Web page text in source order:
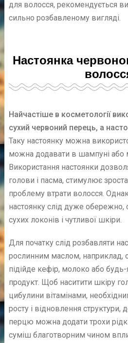
для волосся, рекомендується
сильно розбавленому вигляді.
Настоянка
Найчастіше в косметології
сухий червоний перець, а
Таку настоянку можна
можна додавати в шампуні або
Використання настоянки
голови і пасма, стимулює
проблему втрати волосся.
настоянку слід дуже
сухих локонів і чутливої шкіри.
Для початку слід розбавляти
рослинним маслом, наприклад,
підійде кефір, молоко або
продукт. Щоб наситити шкіру
цибулини вітамінами,
росту і відновлення структури,
перцю можна додати трохи
суміш благотворним чином